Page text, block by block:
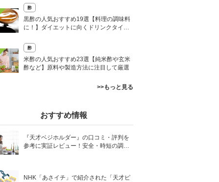
酢
黒酢の人気おすすめ19選【料理の調味料
に！】ダイエットに向くドリンクタイプ
酢
米酢の人気おすすめ23選【純米酢や玄米
酢など】原料や製造方法に注目して厳選
>>もっと見る
おすすめ情報
『天才ベジホルダー』の口コミ・評判を
参考に実証レビュー！安全・時短の調理
NHK「あさイチ」で紹介された「天才ピ